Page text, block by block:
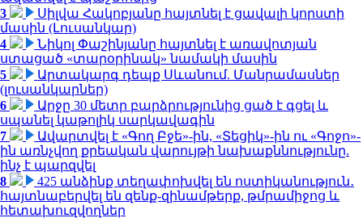
3
Սիլվա Հակոբյանը հայտնել է ցավալի կորստի
մասին (Լուսանկար)
4
Նիկոլ Փաշինյանը հայտնել է առավոտյան
ստացած «տարօրինակ» նամակի մասին
5
Արտակարգ դեպք Սևանում. Մանրամասներ
(լուսանկարներ)
6
Արջը 30 մետր բարձրությունից ցած է գցել և
սպանել կաթոլիկ սարկավագին
7
Ավարտվել է «Գող Բջե»-ին, «Տեցիկ»-ին ու «Գոջո»-
ին առնչվող քրեական վարույթի նախաքննությունը.
ինչ է պարզվել
8
425 անձինք տեղափոխվել են ոստիկանություն․
հայտնաբերվել են զենք-զինամթերք, թմրամիջոց և
հետախուզվողներ